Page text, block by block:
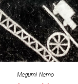
Megumi Nemo